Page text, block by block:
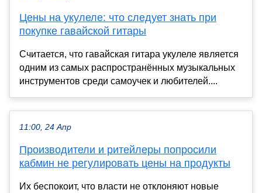
Цены на укулеле: что следует знать при
покупке гавайской гитары
Считается, что гавайская гитара укулеле является
одним из самых распространённых музыкальных
инструментов среди самоучек и любителей....
11:00, 24 Апр
Производители и ритейлеры попросили
кабмин не регулировать цены на продукты
Их беспокоит, что власти не отклоняют новые